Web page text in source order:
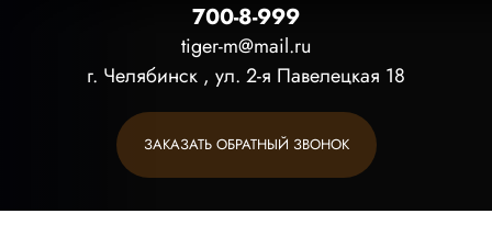
700-8-999
tiger-m@mail.ru
г. Челябинск , ул. 2-я Павелецкая 18
ЗАКАЗАТЬ ОБРАТНЫЙ ЗВОНОК